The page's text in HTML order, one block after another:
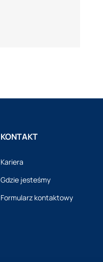
KONTAKT
Kariera
Gdzie jesteśmy
Formularz kontaktowy